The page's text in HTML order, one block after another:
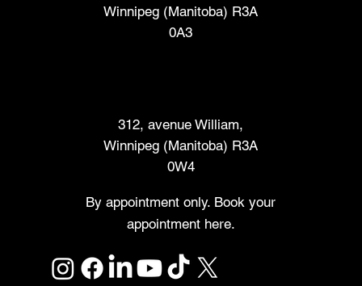
Winnipeg (Manitoba) R3A
0A3
312, avenue William,
Winnipeg (Manitoba) R3A
0W4
By appointment only. Book your
appointment here.